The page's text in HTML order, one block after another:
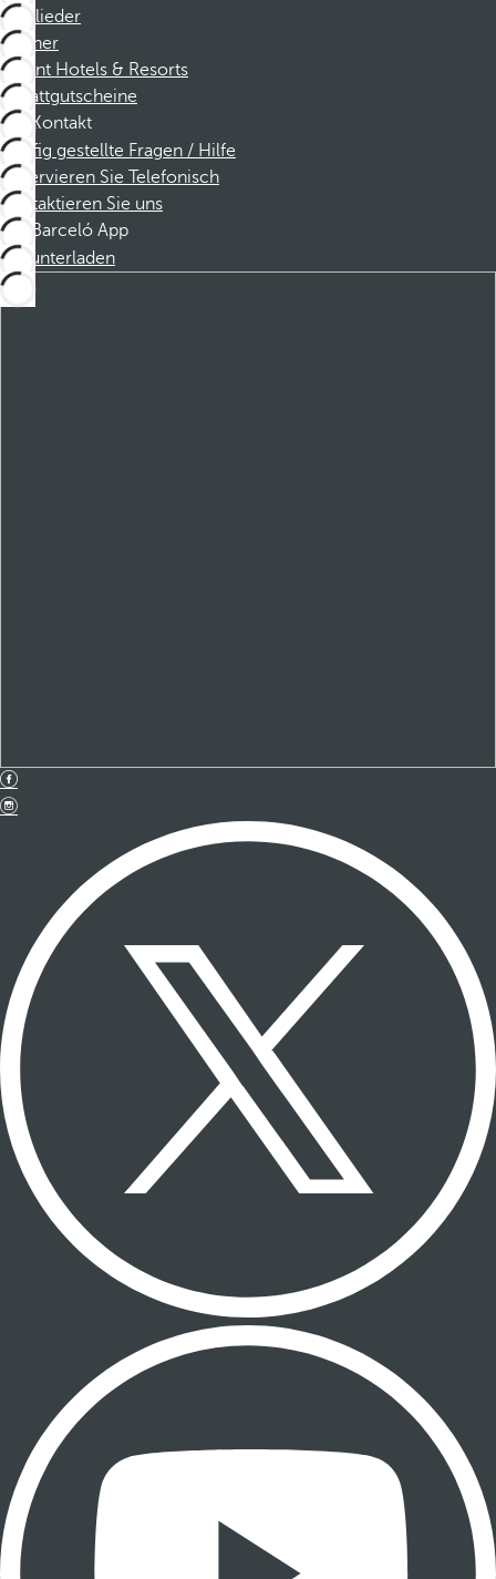
Mitglieder
Partner
Dorint Hotels & Resorts
Rabattgutscheine
Kontakt
Häufig gestellte Fragen / Hilfe
Reservieren Sie Telefonisch
Kontaktieren Sie uns
Barceló App
Herunterladen